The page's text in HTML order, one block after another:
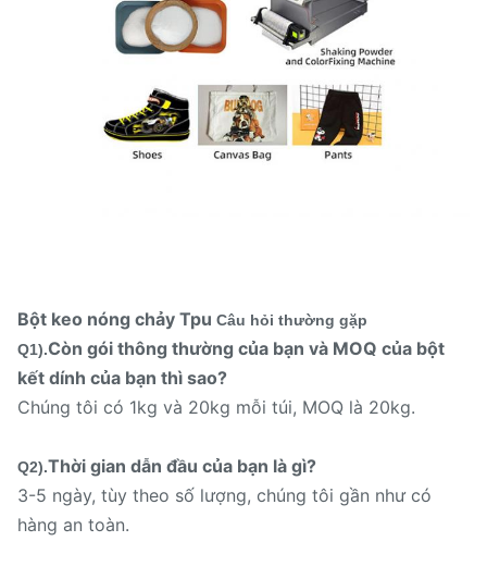
Bột keo nóng chảy Tpu Câu hỏi thường gặp
Q1).Còn gói thông thường của bạn và MOQ của bột
kết dính của bạn thì sao?
Chúng tôi có 1kg và 20kg mỗi túi, MOQ là 20kg.
Q2).Thời gian dẫn đầu của bạn là gì?
3-5 ngày, tùy theo số lượng, chúng tôi gần như có
hàng an toàn.